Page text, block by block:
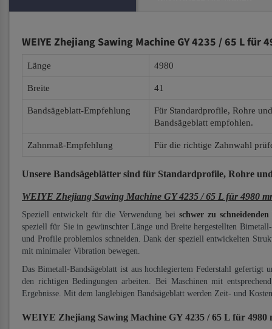
WEIYE Zhejiang Sawing Machine GY 4235 / 65 L
Länge 4980
Breite 41
Bandsägeblatt-Empfehlung
Für Standardprofile, Rohre
Bandsägeblatt empfohlen.
Zahnmaß-Empfehlung Für die richtige Zahnwahl
Unsere Bandsägeblätter sind für Standardprofile, Rohre
WEIYE Zhejiang Sawing Machine GY 4235 / 65 L für 4980
Speziell entwickelt für die Verwendung bei schwer zu
speziell für Sie in gewünschter Länge und Breite hergestellten
und Profile problemlos schneiden. Dank der speziell entwickelten
mit minimaler Vibration bewegen.
Das Bimetall-Bandsägeblatt ist aus hochlegiertem Federstahl
den richtigen Bedingungen arbeiten. Bei Maschinen mit
Ergebnisse. Mit dem langlebigen Bandsägeblatt werden Zeit- und
WEIYE Zhejiang Sawing Machine GY 4235 / 65 L für 4980